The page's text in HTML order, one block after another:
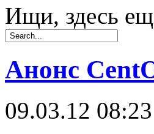
Ищи, здесь
Анонс
09.03.12 08:23